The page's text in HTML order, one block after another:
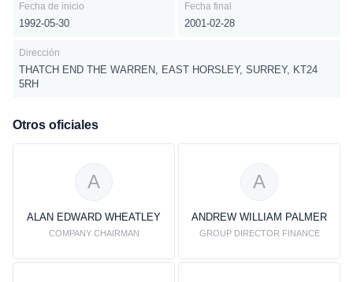
Fecha de inicio
1992-05-30
Fecha final
2001-02-28
Dirección
THATCH END THE WARREN, EAST HORSLEY, SURREY, KT24
5RH
Otros oficiales
A
ALAN EDWARD WHEATLEY
COMPANY CHAIRMAN
A
ANDREW WILLIAM PALMER
GROUP DIRECTOR FINANCE